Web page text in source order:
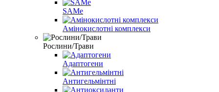
SAMe
Амінокислотні комплекси
Рослини/Трави
Адаптогени
Антигельмінтні